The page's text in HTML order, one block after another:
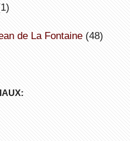
de La Fontaine(48)